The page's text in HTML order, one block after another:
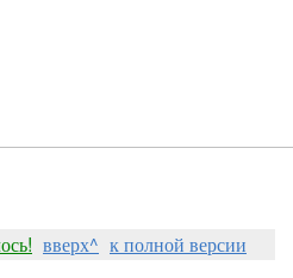
вверх^ к полной версии